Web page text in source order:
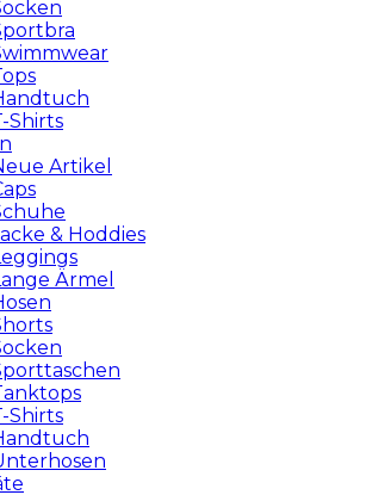
Shirts
Artikel
& Hoddies
Ärmel
Shirts